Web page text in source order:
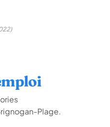
Plage.